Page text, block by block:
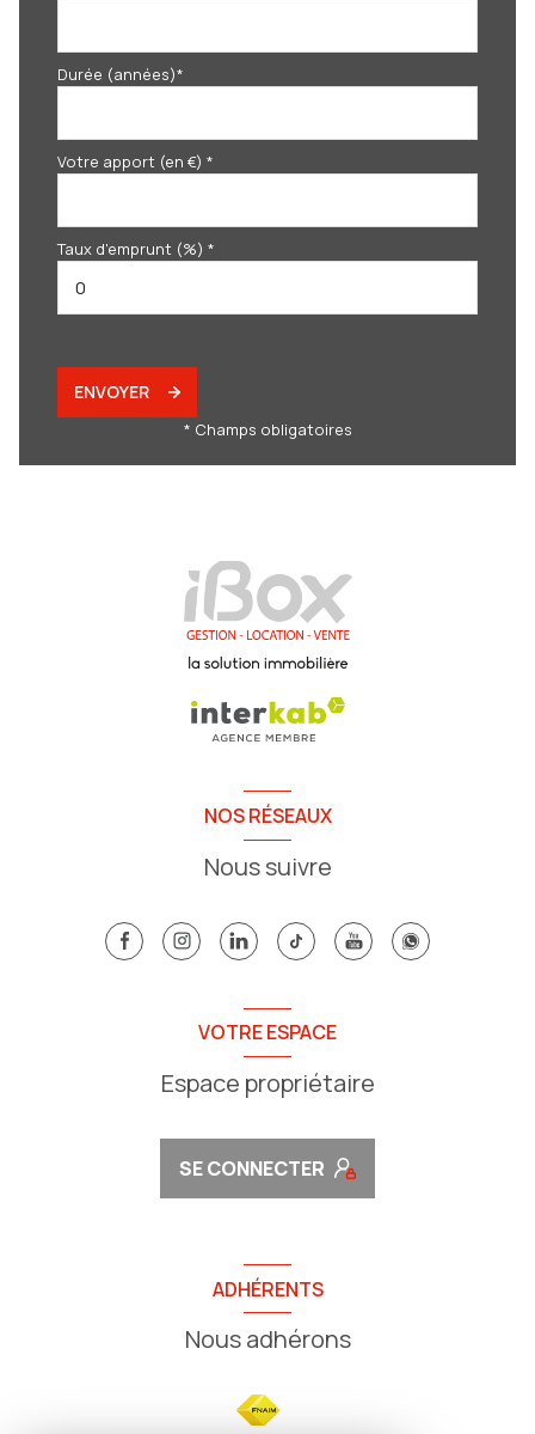
Durée (années)*
Votre apport (en €) *
Taux d'emprunt (%) *
ENVOYER
* Champs obligatoires
NOS RÉSEAUX
Nous suivre
VOTRE ESPACE
Espace propriétaire
SE CONNECTER
ADHÉRENTS
Nous adhérons